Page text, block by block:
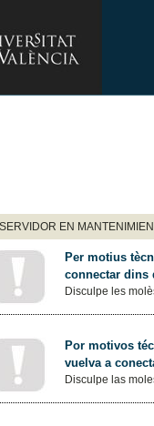
SERVIDOR EN
Per motius
connectar dins
Disculpe les
Por motivos
vuelva a
Disculpe las